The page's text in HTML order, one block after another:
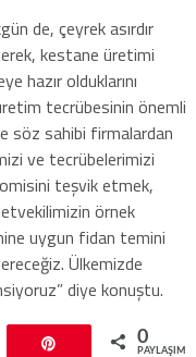
de, çeyrek asırdır
kestane üretimi
hazır olduklarını
tecrübesinin önemli
söz sahibi firmalardan
ve tecrübelerimizi
teşvik etmek,
örnek
uygun fidan temini
Ülkemizde
diye konuştu.
0